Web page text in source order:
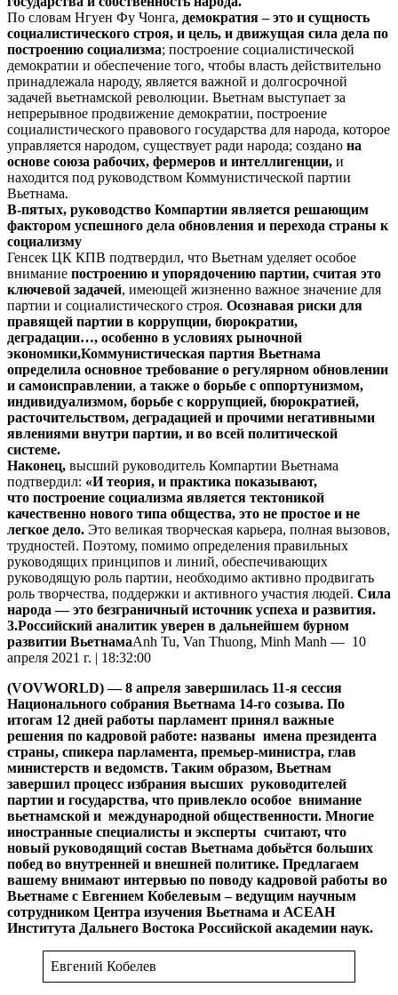
По словам Нгуен Фу Чонга, демократия – это и сущность
социалистического строя, и цель, и движущая сила дела по
построению социализма; построение социалистической
демократии и обеспечение того, чтобы власть действительно
принадлежала народу, является важной и долгосрочной
задачей вьетнамской революции. Вьетнам выступает за
непрерывное продвижение демократии, построение
социалистического правового государства для народа, которое
управляется народом, существует ради народа; создано на
основе союза рабочих, фермеров и интеллигенции, и
находится под руководством Коммунистической партии
Вьетнама.
В-пятых, руководство Компартии является решающим
фактором успешного дела обновления и перехода страны к
социализму
Генсек ЦК КПВ подтвердил, что Вьетнам уделяет особое
внимание построению и упорядочению партии, считая это
ключевой задачей, имеющей жизненно важное значение для
партии и социалистического строя. Осознавая риски для
правящей партии в коррупции, бюрократии,
деградации…, особенно в условиях рыночной
экономики,Коммунистическая партия Вьетнама
определила основное требование о регулярном обновлении
и самоисправлении, а также о борьбе с оппортунизмом,
индивидуализмом, борьбе с коррупцией, бюрократией,
расточительством, деградацией и прочими негативными
явлениями внутри партии, и во всей политической
системе.
Наконец, высший руководитель Компартии Вьетнама
подтвердил: «И теория, и практика показывают,
что построение социализма является тектоникой
качественно нового типа общества, это не простое и не
легкое дело. Это великая творческая карьера, полная вызовов,
трудностей. Поэтому, помимо определения правильных
руководящих принципов и линий, обеспечивающих
руководящую роль партии, необходимо активно продвигать
роль творчества, поддержки и активного участия людей. Сила
народа — это безграничный источник успеха и развития.
3.Российский аналитик уверен в дальнейшем бурном
развитии ВьетнамаAnh Tu, Van Thuong, Minh Manh — 10
апреля 2021 г. | 18:32:00
(VOVWORLD) — 8 апреля завершилась 11-я сессия
Национального собрания Вьетнама 14-го созыва. По
итогам 12 дней работы парламент принял важные
решения по кадровой работе: названы имена президента
страны, спикера парламента, премьер-министра, глав
министерств и ведомств. Таким образом, Вьетнам
завершил процесс избрания высших руководителей
партии и государства, что привлекло особое внимание
вьетнамской и международной общественности. Многие
иностранные специалисты и эксперты считают, что
новый руководящий состав Вьетнама добьётся больших
побед во внутренней и внешней политике. Предлагаем
вашему внимают интервью по поводу кадровой работы во
Вьетнаме с Евгением Кобелевым – ведущим научным
сотрудником Центра изучения Вьетнама и АСЕАН
Института Дальнего Востока Российской академии наук.
Евгений Кобелев